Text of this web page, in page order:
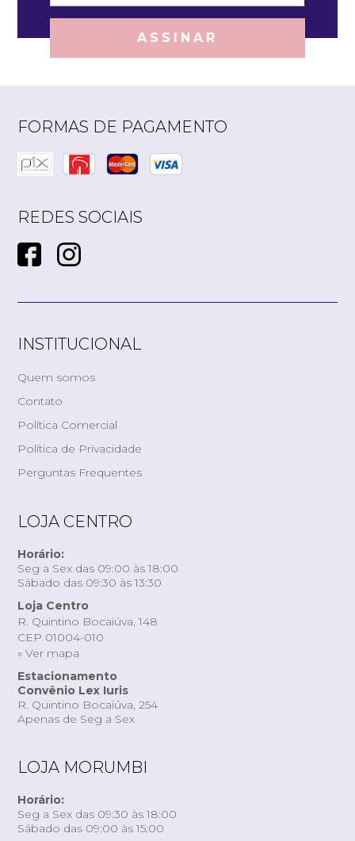
ASSINAR
FORMAS DE PAGAMENTO
REDES SOCIAIS
INSTITUCIONAL
Quem somos
Contato
Política Comercial
Política de Privacidade
Perguntas Frequentes
LOJA CENTRO
Horário:
Seg a Sex das 09:00 às 18:00
Sábado das 09:30 às 13:30
Loja Centro
R. Quintino Bocaiúva, 148
CEP 01004-010
» Ver mapa
Estacionamento
Convênio Lex Iuris
R. Quintino Bocaiúva, 254
Apenas de Seg a Sex
LOJA MORUMBI
Horário:
Seg a Sex das 09:30 às 18:00
Sábado das 09:00 às 15:00